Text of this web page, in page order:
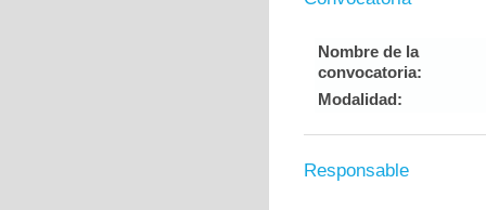
Nombre de la
convocatoria:
Modalidad:
Responsable